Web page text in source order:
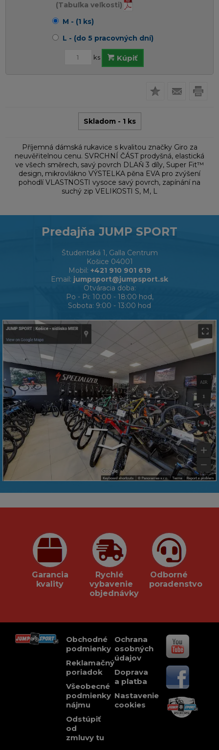
(Tabuľka veľkosti)
M - (1 ks)
L - (do 5 pracovných dní)
ks Kúpiť
Skladom - 1 ks
Příjemná dámská rukavice s kvalitou značky Giro za
neuvěřitelnou cenu. SVRCHNÍ ČÁST prodyšná, elastická
ve všech směrech, savý povrch DLAŇ 3 díly, Super Fit™
design, mikrovlákno VÝSTELKA pěna EVA pro zvýšení
pohodlí VLASTNOSTI vysoce savý povrch, zapínání na
suchý zip VELIKOSTI S, M, L
Predajňa JUMP SPORT
Študentská 1, Galla Centrum
Košice 04001
Mobil: +421 910 901 619
Email: jumpsport@jumpsport.sk
Otváracia doba:
Po - Pi: 10:00 - 18:00 hod,
Sobota: 9:00 - 13:00 hod
Garancia
kvality
Rychlé
vybavenie
objednávky
Odborné
poradenstvo
Obchodné
podmienky
Reklamačný
poriadok
Všeobecné
podmienky
nájmu
Odstúpiť
od
zmluvy tu
Ochrana
osobných
údajov
Doprava
a platba
Nastavenie
cookies